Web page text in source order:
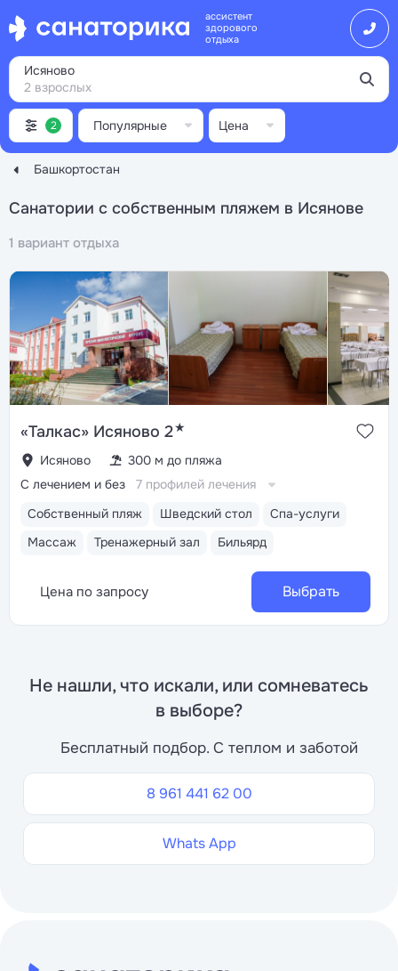
ассистент
здорового
отдыха
Башкортостан
Исяново
2 взрослых
Санатории с собственным пляжем в Исянове
1 вариант отдыха
2 Популярные Цена
«Талкас» Исяново 2★
Исяново 300 м до пляжа
Собственный пляж Шведский стол
Спа-услуги
Массаж
Тренажерный зал Бильярд
С лечением и без 7 профилей лечения
Цена по запросу Выбрать
Не нашли, что искали, или сомневатесь
в выборе?
Бесплатный подбор. С теплом и заботой
8 961 441 62 00
Whats App